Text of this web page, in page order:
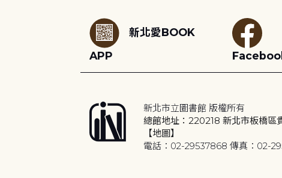
新北愛BOOK
APP
新北市立圖書館 版權所有
總館地址：220218 新北市板橋區
【地圖】
電話：02-29537868 傳真：02-